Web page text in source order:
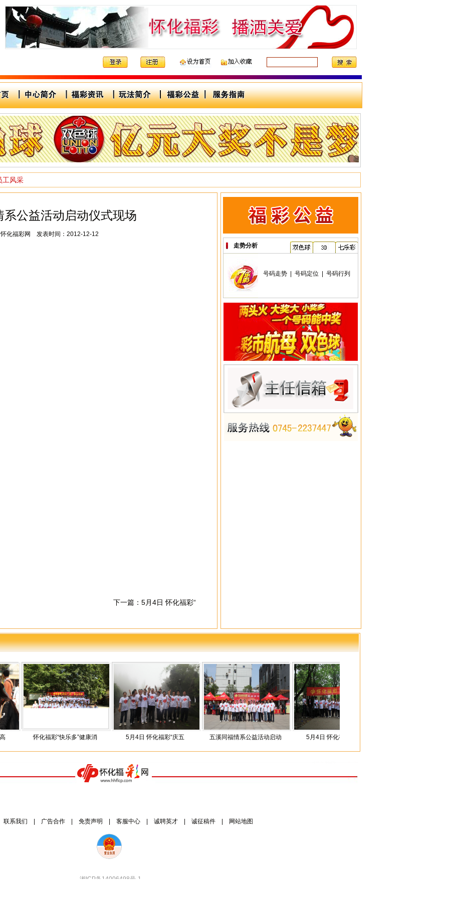
工风采
系公益活动启动仪式现场
化福彩网 发表时间：2012-12-12
下一篇： 5月4日 怀化福彩“
走势分析
号码走势 号码定位 号码行列
怀化福彩“快乐多”健康消 5月4日 怀化福彩“庆五 五溪同福情系公益活动启动 5月4日 怀化福彩“庆五
联系我们 广告合作| 免责声明 客服中心| 诚聘英才| 诚征稿件| 网站地图
湘ICP备14006498号-1